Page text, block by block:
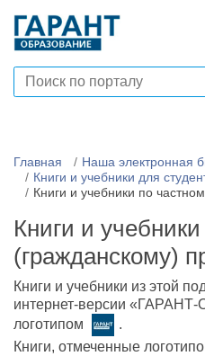
Главная
Наша электронная
Книги и учебники для
Книги и учебники по
Книги и
(гражданскому)
Книги и учебники из этой
интернет-версии «ГАРАНТ-
логотипом
.
Книги, отмеченные